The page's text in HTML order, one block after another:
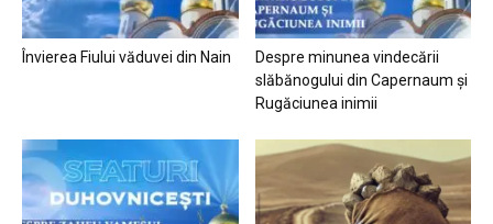
Învierea Fiului văduvei din Nain
Despre minunea vindecării
slăbănogului din Capernaum și
Rugăciunea inimii